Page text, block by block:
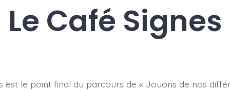
Le Café Signes
est le point final du parcours de « Jouons de nos